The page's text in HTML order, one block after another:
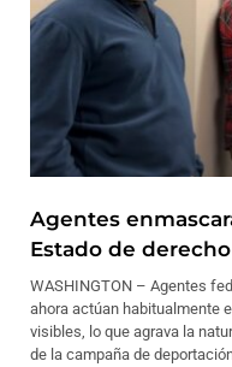
Agentes
Estado de derecho
WASHINGTON – Agentes
ahora actúan habitualmente
visibles, lo que agrava la
de la campaña de